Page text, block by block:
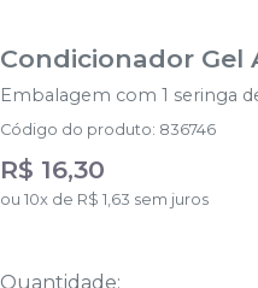
Condicionador Gel
Embalagem com 1 seringa
Código do produto: 836746
R$ 16,30
ou 10x de R$ 1,63 sem juros
Quantidade: